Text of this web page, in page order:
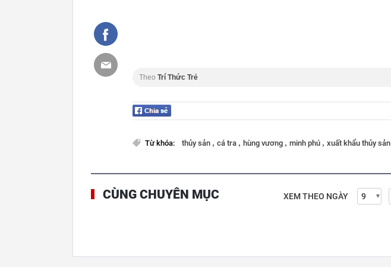
Theo Trí Thức Trẻ
Từ khóa: thủy sản , cá tra , hùng vương , minh phú , xuất khẩu thủy sản
CÙNG CHUYÊN MỤC XEM THEO NGÀY